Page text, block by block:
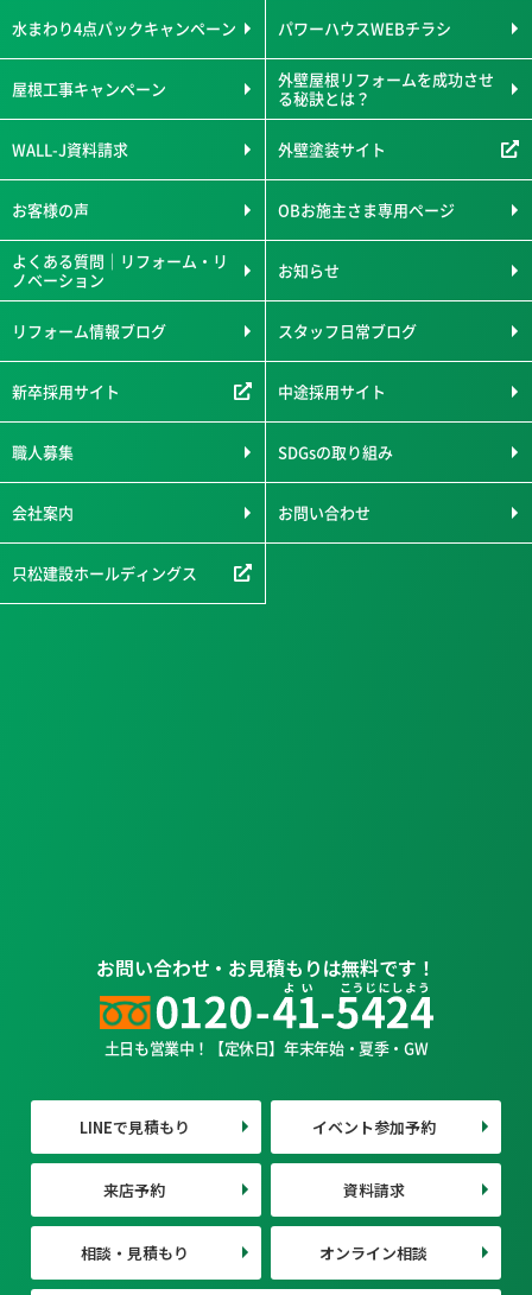
水まわり4点パックキャンペーン パワーハウスWEBチラシ
屋根工事キャンペーン
外壁屋根リフォームを成功させ
る秘訣とは？
WALL-J資料請求 外壁塗装サイト
お客様の声 OBお施主さま専用ページ
よくある質問｜リフォーム・リ
ノベーション
お知らせ
リフォーム情報ブログ スタッフ日常ブログ
新卒採用サイト 中途採用サイト
職人募集 SDGsの取り組み
会社案内 お問い合わせ
只松建設ホールディングス
お問い合わせ・お見積もりは無料です！
土日も営業中！【定休日】年末年始・夏季・GW
LINEで見積もり イベント参加予約
来店予約 資料請求
相談・見積もり オンライン相談